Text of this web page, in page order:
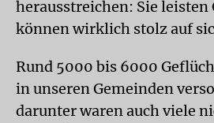
herausstreichen: Sie leisten
können wirklich stolz auf
Rund 5000 bis 6000
in unseren Gemeinden
darunter waren auch viele